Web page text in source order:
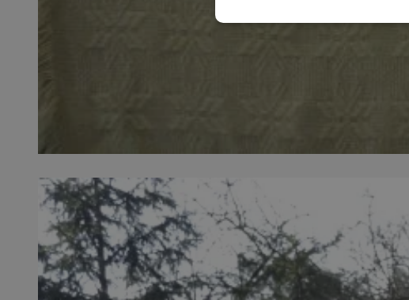
Niezbędne
zarządzanie kontem. Bez
SessID
QeSessID
MvSessID